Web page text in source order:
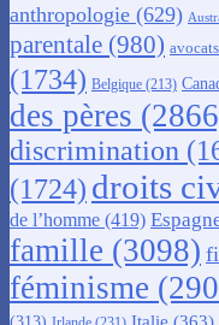
anthropologie (629)
parentale (980) avocats
(1734) Belgique (213)
des pères
discrimination
(1724) droits
de l’homme (419)
famille (3098)
féminisme